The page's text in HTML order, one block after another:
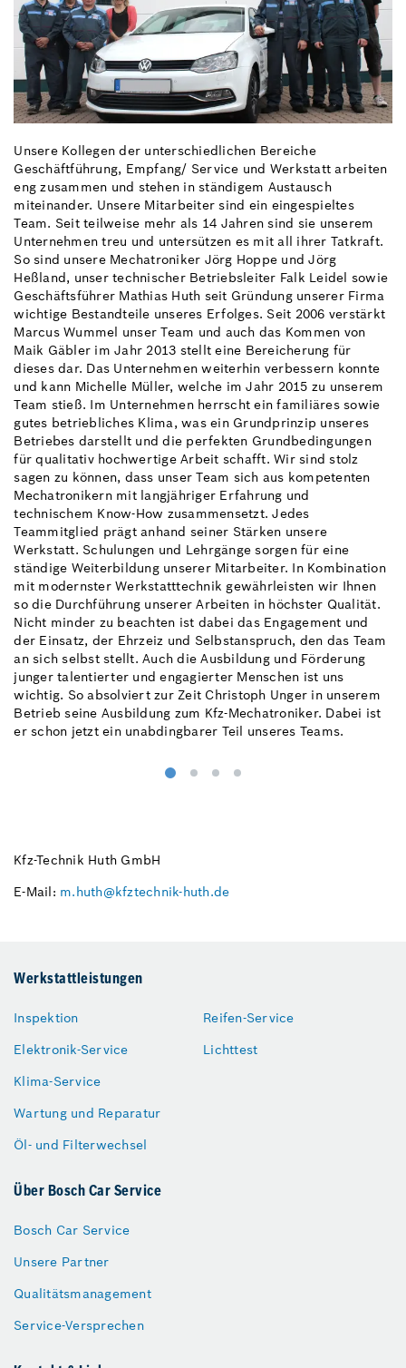
Unsere Kollegen der unterschiedlichen Bereiche
Geschäftführung, Empfang/ Service und Werkstatt arbeiten
eng zusammen und stehen in ständigem Austausch
miteinander. Unsere Mitarbeiter sind ein eingespieltes
Team. Seit teilweise mehr als 14 Jahren sind sie unserem
Unternehmen treu und untersützen es mit all ihrer Tatkraft.
So sind unsere Mechatroniker Jörg Hoppe und Jörg
Heßland, unser technischer Betriebsleiter Falk Leidel sowie
Geschäftsführer Mathias Huth seit Gründung unserer Firma
wichtige Bestandteile unseres Erfolges. Seit 2006 verstärkt
Marcus Wummel unser Team und auch das Kommen von
Maik Gäbler im Jahr 2013 stellt eine Bereicherung für
dieses dar. Das Unternehmen weiterhin verbessern konnte
und kann Michelle Müller, welche im Jahr 2015 zu unserem
Team stieß. Im Unternehmen herrscht ein familiäres sowie
gutes betriebliches Klima, was ein Grundprinzip unseres
Betriebes darstellt und die perfekten Grundbedingungen
für qualitativ hochwertige Arbeit schafft. Wir sind stolz
sagen zu können, dass unser Team sich aus kompetenten
Mechatronikern mit langjähriger Erfahrung und
technischem Know-How zusammensetzt. Jedes
Teammitglied prägt anhand seiner Stärken unsere
Werkstatt. Schulungen und Lehrgänge sorgen für eine
ständige Weiterbildung unserer Mitarbeiter. In Kombination
mit modernster Werkstatttechnik gewährleisten wir Ihnen
so die Durchführung unserer Arbeiten in höchster Qualität.
Nicht minder zu beachten ist dabei das Engagement und
der Einsatz, der Ehrzeiz und Selbstanspruch, den das Team
an sich selbst stellt. Auch die Ausbildung und Förderung
junger talentierter und engagierter Menschen ist uns
wichtig. So absolviert zur Zeit Christoph Unger in unserem
Betrieb seine Ausbildung zum Kfz-Mechatroniker. Dabei ist
er schon jetzt ein unabdingbarer Teil unseres Teams.
Kfz-Technik Huth GmbH
E-Mail: m.huth@kfztechnik-huth.de
Werkstattleistungen
Inspektion
Elektronik-Service
Klima-Service
Wartung und Reparatur
Öl- und Filterwechsel
Reifen-Service
Lichttest
Über Bosch Car Service
Bosch Car Service
Unsere Partner
Qualitätsmanagement
Service-Versprechen